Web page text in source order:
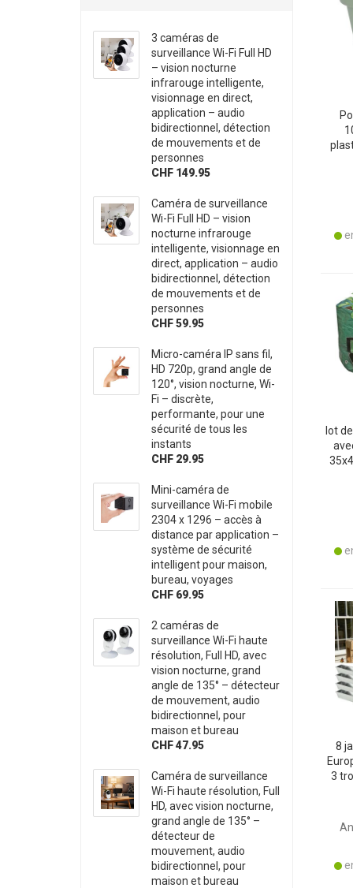
lot
8
3
3 caméras de
surveillance Wi-Fi Full HD
– vision nocturne
infrarouge intelligente,
visionnage en direct,
application – audio
bidirectionnel, détection
de mouvements et de
personnes
CHF 149.95
Caméra de surveillance
Wi-Fi Full HD – vision
nocturne infrarouge
intelligente, visionnage en
direct, application – audio
bidirectionnel, détection
de mouvements et de
personnes
CHF 59.95
Micro-caméra IP sans fil,
HD 720p, grand angle de
120°, vision nocturne, Wi-
Fi – discrète,
performante, pour une
sécurité de tous les
instants
CHF 29.95
Mini-caméra de
surveillance Wi-Fi mobile
2304 x 1296 – accès à
distance par application –
système de sécurité
intelligent pour maison,
bureau, voyages
CHF 69.95
2 caméras de
surveillance Wi-Fi haute
résolution, Full HD, avec
vision nocturne, grand
angle de 135° – détecteur
de mouvement, audio
bidirectionnel, pour
maison et bureau
CHF 47.95
Caméra de surveillance
Wi-Fi haute résolution, Full
HD, avec vision nocturne,
grand angle de 135° –
détecteur de
mouvement, audio
bidirectionnel, pour
maison et bureau